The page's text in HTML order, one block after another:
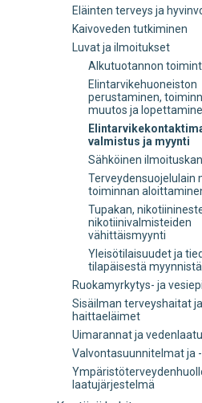
Eläinten terveys ja
Kaivoveden tutkiminen
Luvat ja ilmoitukset
Alkutuotannon
Elintarvikehuoneiston
perustaminen,
muutos ja
valmistus ja myynti
Sähköinen
Terveydensuojelulain
toiminnan
Tupakan,
nikotiinivalmisteiden
vähittäismyynti
Yleisötilaisuudet ja
tilapäisestä myynnistä
Ruokamyrkytys- ja
Sisäilman terveyshaitat
haittaeläimet
Uimarannat ja vedenlaatu
Valvontasuunnitelmat ja
laatujärjestelmä